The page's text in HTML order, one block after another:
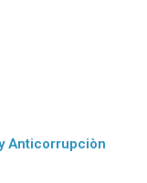
Anticorrupciòn